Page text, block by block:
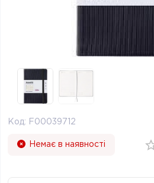
Код: F00039712
Немає в наявності